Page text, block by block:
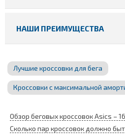
НАШИ ПРЕИМУЩЕСТВА
Лучшие кроссовки для бега
Кроссовки с максимальной
Обзор беговых кроссовок Asics –
Сколько пар кроссовок должно